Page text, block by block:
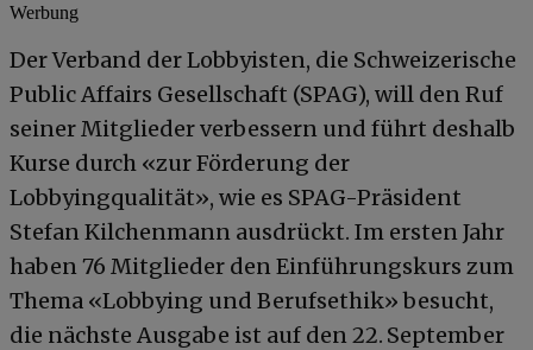
Werbung
Der Verband der Lobbyisten, die Schweizerische
Public Affairs Gesellschaft (SPAG), will den Ruf
seiner Mitglieder verbessern und führt deshalb
Kurse durch «zur Förderung der
Lobbyingqualität», wie es SPAG-Präsident
Stefan Kilchenmann ausdrückt. Im ersten Jahr
haben 76 Mitglieder den Einführungskurs zum
Thema «Lobbying und Berufsethik» besucht,
die nächste Ausgabe ist auf den 22. September